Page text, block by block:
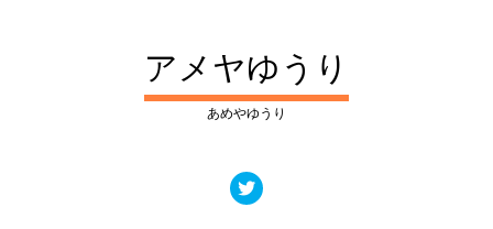
アメヤゆうり
あめやゆうり